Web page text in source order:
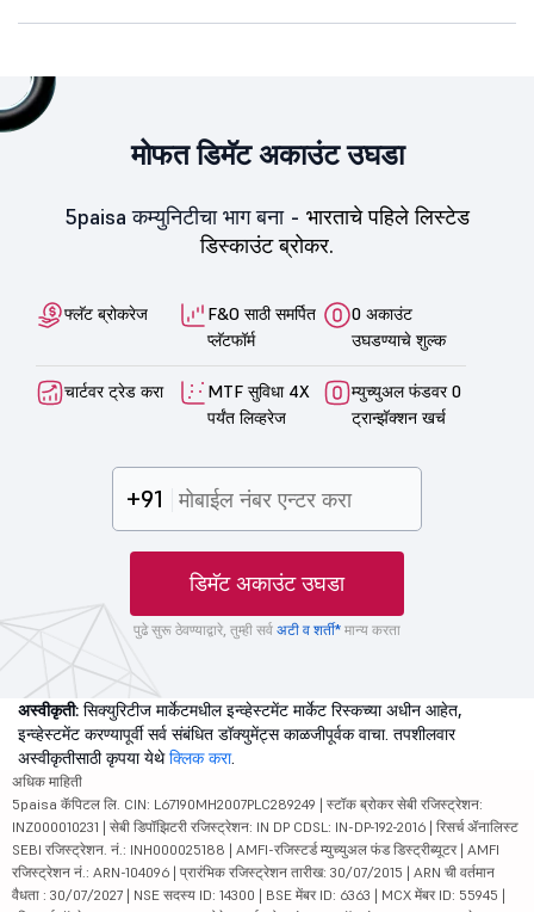
मोफत डिमॅट अकाउंट उघडा
5paisa कम्युनिटीचा भाग बना - भारताचे पहिले लिस्टेड
डिस्काउंट ब्रोकर.
फ्लॅट ब्रोकरेज
F&O साठी समर्पित
प्लॅटफॉर्म
0 अकाउंट
उघडण्याचे शुल्क
चार्टवर ट्रेड करा
MTF सुविधा 4X
पर्यंत लिव्हरेज
म्युच्युअल फंडवर 0
ट्रान्झॅक्शन खर्च
+91
डिमॅट अकाउंट उघडा
पुढे सुरू ठेवण्याद्वारे, तुम्ही सर्व अटी व शर्ती* मान्य करता
अस्वीकृती: सिक्युरिटीज मार्केटमधील इन्व्हेस्टमेंट मार्केट रिस्कच्या अधीन आहेत,
इन्व्हेस्टमेंट करण्यापूर्वी सर्व संबंधित डॉक्युमेंट्स काळजीपूर्वक वाचा. तपशीलवार
अस्वीकृतीसाठी कृपया येथेक्लिक करा.
अधिक माहिती
5paisa कॅपिटल लि. CIN: L67190MH2007PLC289249 | स्टॉक ब्रोकर सेबी रजिस्ट्रेशन:
INZ000010231 | सेबी डिपॉझिटरी रजिस्ट्रेशन: IN DP CDSL: IN-DP-192-2016 | रिसर्च ॲनालिस्ट
SEBI रजिस्ट्रेशन. नं.: INH000025188 | AMFI-रजिस्टर्ड म्युच्युअल फंड डिस्ट्रीब्यूटर | AMFI
रजिस्ट्रेशन नं.: ARN-104096 | प्रारंभिक रजिस्ट्रेशन तारीख: 30/07/2015 | ARN ची वर्तमान
वैधता : 30/07/2027 | NSE सदस्य ID: 14300 | BSE मेंबर ID: 6363 | MCX मेंबर ID: 55945 |